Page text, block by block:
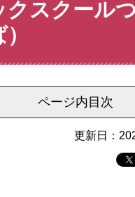
クスクール
ページ内目次
更新日：